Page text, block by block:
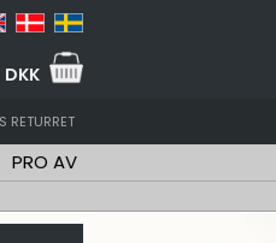
RETURRET
PRO AV